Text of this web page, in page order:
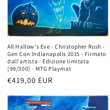
All Hallow's Eve - Christopher Rush -
Gen Con Indianapolis 2015 - Firmato
dall'artista - Edizione limitata
[99/300] - MTG Playmat
Prezzo
listino
€419,00 EUR